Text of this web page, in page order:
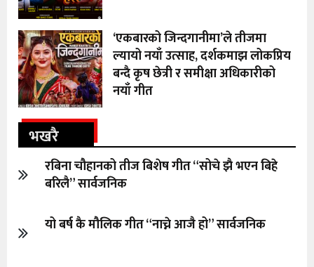
‘एकबारको जिन्दगानीमा’ले तीजमा
ल्यायो नयाँ उत्साह, दर्शकमाझ लोकप्रिय
बन्दै कृष छेत्री र समीक्षा अधिकारीको
नयाँ गीत
भखरै
रबिना चौहानको तीज बिशेष गीत “सोचे झै भएन बिहे
बरिलै” सार्वजनिक
यो बर्ष कै मौलिक गीत “नाच्ने आजै हो” सार्वजनिक